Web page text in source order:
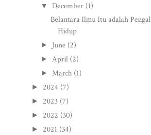
▼ December (1)
Belantara Ilmu Itu adalah
Hidup
► June (2)
► April (2)
► March (1)
► 2024 (7)
► 2023 (7)
► 2022 (30)
► 2021 (34)